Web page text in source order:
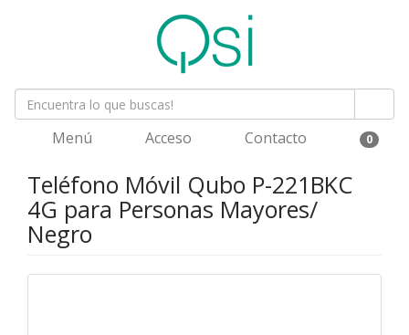
Menú Acceso Contacto 0
Teléfono Móvil Qubo P-221BKC
4G para Personas Mayores/
Negro